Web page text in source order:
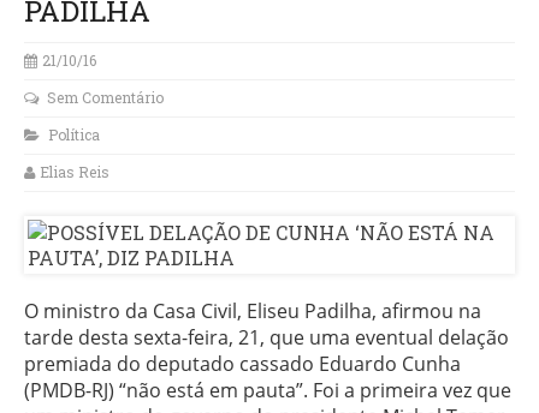
PADILHA
21/10/16
Sem Comentário
Política
Elias Reis
O ministro da Casa Civil, Eliseu Padilha, afirmou na
tarde desta sexta-feira, 21, que uma eventual delação
premiada do deputado cassado Eduardo Cunha
(PMDB-RJ) “não está em pauta”. Foi a primeira vez que